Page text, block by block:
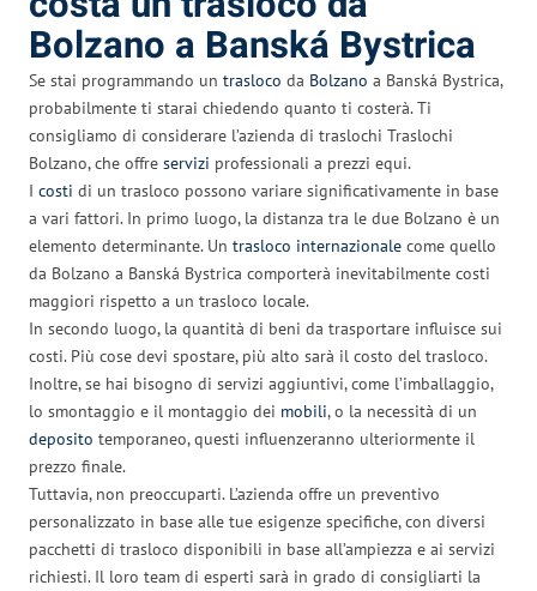
Bolzano a Banská Bystrica
Se stai programmando un trasloco da Bolzano a Banská Bystrica,
probabilmente ti starai chiedendo quanto ti costerà. Ti
consigliamo di considerare l’azienda di traslochi Traslochi
Bolzano, che offre servizi professionali a prezzi equi.
I costi di un trasloco possono variare significativamente in base
a vari fattori. In primo luogo, la distanza tra le due Bolzano è un
elemento determinante. Un trasloco internazionale come quello
da Bolzano a Banská Bystrica comporterà inevitabilmente costi
maggiori rispetto a un trasloco locale.
In secondo luogo, la quantità di beni da trasportare influisce sui
costi. Più cose devi spostare, più alto sarà il costo del trasloco.
Inoltre, se hai bisogno di servizi aggiuntivi, come l’imballaggio,
lo smontaggio e il montaggio dei mobili, o la necessità di un
deposito temporaneo, questi influenzeranno ulteriormente il
prezzo finale.
Tuttavia, non preoccuparti. L’azienda offre un preventivo
personalizzato in base alle tue esigenze specifiche, con diversi
pacchetti di trasloco disponibili in base all’ampiezza e ai servizi
richiesti. Il loro team di esperti sarà in grado di consigliarti la